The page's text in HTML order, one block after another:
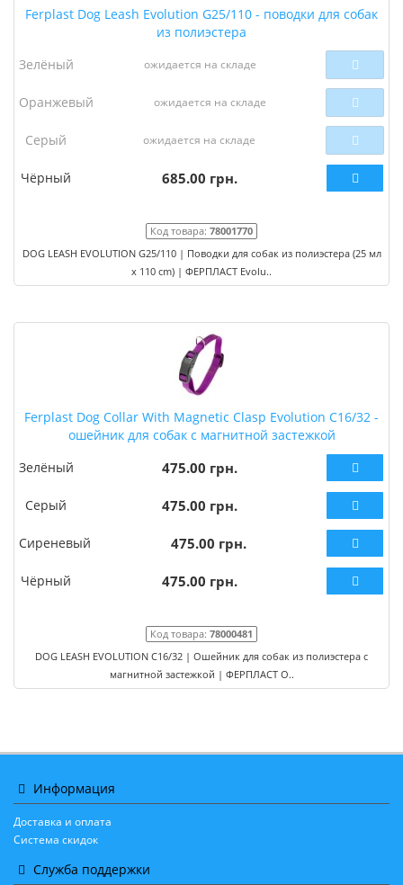
Ferplast Dog Leash Evolution G25/110 - поводки для собак
из полиэстера
Зелёный
ожидается на складе
Оранжевый ожидается на складе
Серый ожидается на складе
Чёрный 685.00 грн.
Код товара: 78001770
DOG LEASH EVOLUTION G25/110 | Поводки для собак из полиэстера (25 мл
x 110 cm) | ФЕРПЛАСТ Evolu..
Ferplast Dog Collar With Magnetic Clasp Evolution C16/32 -
ошейник для собак с магнитной застежкой
Зелёный
475.00 грн.
Серый 475.00 грн.
Сиреневый 475.00 грн.
Чёрный 475.00 грн.
Код товара: 78000481
DOG LEASH EVOLUTION C16/32 | Ошейник для собак из полиэстера с
магнитной застежкой | ФЕРПЛАСТ О..
Информация
Доставка и оплата
Система скидок
Служба поддержки